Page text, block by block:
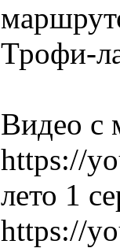
Трофи-
Видео с
https://
лето 1
https://